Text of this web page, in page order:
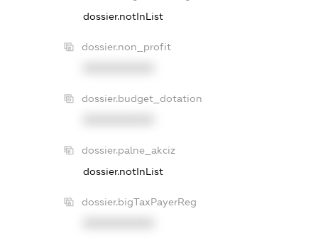
dossier.notInList
dossier.non_profit
dossier.budget_dotation
dossier.palne_akciz
dossier.notInList
dossier.bigTaxPayerReg